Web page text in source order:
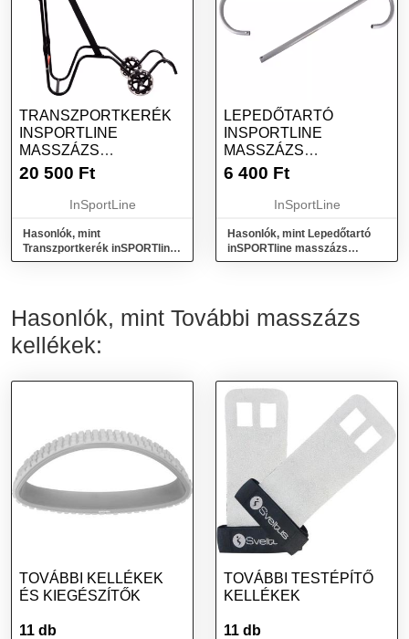
TRANSZPORTKERÉK
INSPORTLINE
MASSZÁZS
ASZTALOKHOZ
20 500 Ft
InSportLine
Hasonlók, mint
Transzportkerék inSPORTline
masszázs asztalokhoz
LEPEDŐTARTÓ
INSPORTLINE
MASSZÁZS
ASZTALHOZ
6 400 Ft
InSportLine
Hasonlók, mint Lepedőtartó
inSPORTline masszázs
asztalhoz
Hasonlók, mint További masszázs
kellékek:
TOVÁBBI KELLÉKEK
ÉS KIEGÉSZÍTŐK
11 db
TOVÁBBI TESTÉPÍTŐ
KELLÉKEK
11 db